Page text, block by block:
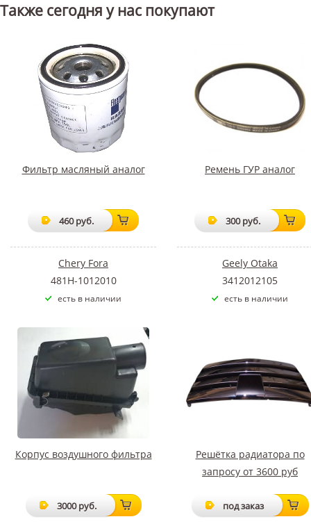
Также сегодня у нас покупают
Фильтр масляный аналог
460 руб.
Chery Fora
481H-1012010
есть в наличии
Ремень ГУР аналог
300 руб.
Geely Otaka
3412012105
есть в наличии
Корпус воздушного фильтра
3000 руб.
Решётка радиатора по
запросу от 3600 руб
под заказ